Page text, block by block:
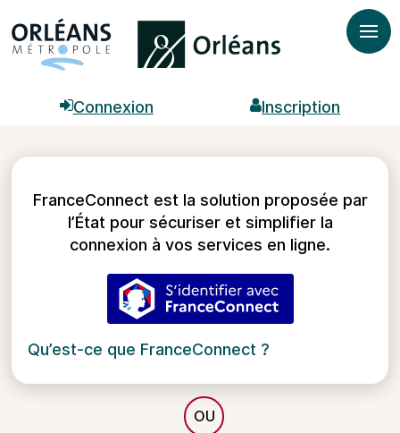
Connexion Inscription
FranceConnect est la solution proposée par
l’État pour sécuriser et simplifier la
connexion à vos services en ligne.
S’identifier avec
Qu’est-ce que FranceConnect ?